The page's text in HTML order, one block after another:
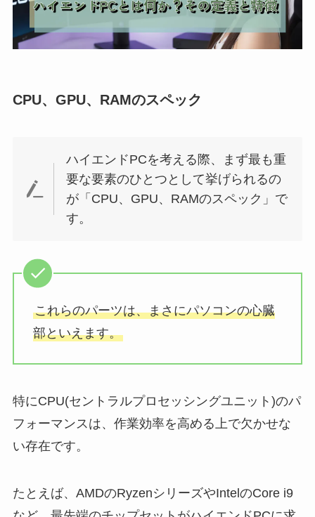
CPU、GPU、RAMのスペック
ハイエンドPCを考える際、まず最も重
要な要素のひとつとして挙げられるの
が「CPU、GPU、RAMのスペック」で
す。
これらのパーツは、まさにパソコンの心臓
部といえます。
特にCPU(セントラルプロセッシングユニット)のパ
フォーマンスは、作業効率を高める上で欠かせな
い存在です。
たとえば、AMDのRyzenシリーズやIntelのCore i9